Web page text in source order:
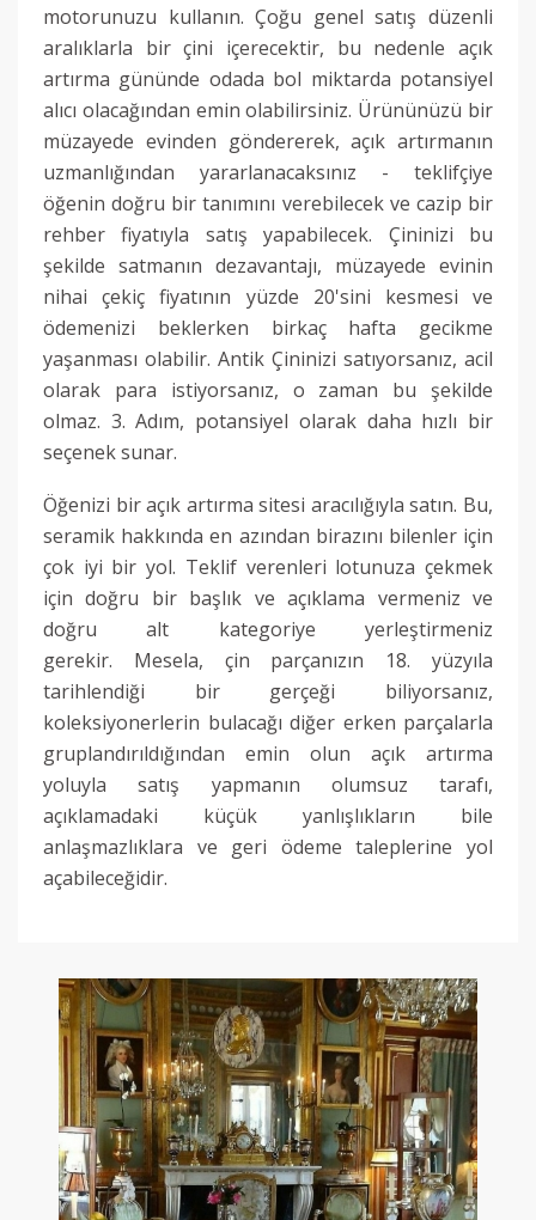
motorunuzu kullanın.Çoğu genel satış düzenli
aralıklarla bir çini içerecektir, bu nedenle açık
artırma gününde odada bol miktarda potansiyel
alıcı olacağından emin olabilirsiniz. Ürününüzü bir
müzayede evinden göndererek, açık artırmanın
uzmanlığından yararlanacaksınız - teklifçiye
öğenin doğru bir tanımını verebilecek ve cazip bir
rehber fiyatıyla satış yapabilecek. Çininizi bu
şekilde satmanın dezavantajı, müzayede evinin
nihai çekiç fiyatının yüzde 20'sini kesmesi ve
ödemenizi beklerken birkaç hafta gecikme
yaşanması olabilir. Antik Çininizi satıyorsanız, acil
olarak para istiyorsanız, o zaman bu şekilde
olmaz. 3. Adım, potansiyel olarak daha hızlı bir
seçenek sunar.
Öğenizi bir açık artırma sitesi aracılığıyla satın. Bu,
seramik hakkında en azından birazını bilenler için
çok iyi bir yol. Teklif verenleri lotunuza çekmek
için doğru bir başlık ve açıklama vermeniz ve
doğru alt kategoriye yerleştirmeniz
gerekir. Mesela, çin parçanızın 18. yüzyıla
tarihlendiği bir gerçeği biliyorsanız,
koleksiyonerlerin bulacağı diğer erken parçalarla
gruplandırıldığından emin olun açık artırma
yoluyla satış yapmanın olumsuz tarafı,
açıklamadaki küçük yanlışlıkların bile
anlaşmazlıklara ve geri ödeme taleplerine yol
açabileceğidir.